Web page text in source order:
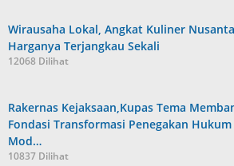
Wirausaha Lokal, Angkat Kuliner
Harganya Terjangkau Sekali
12068 Dilihat
Rakernas Kejaksaan,Kupas Tema
Fondasi Transformasi Penegakan Hukum
Mod…
10837 Dilihat